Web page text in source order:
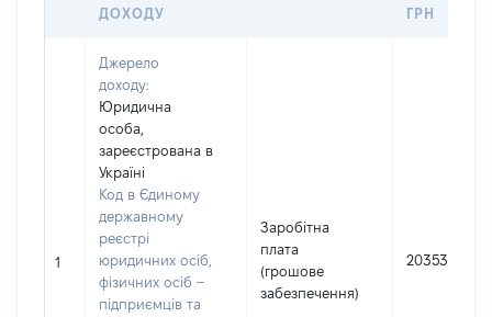
ДОХОДУ ГРН
1
Джерело
доходу:
Юридична
особа,
зареєстрована в
Україні
Код в Єдиному
державному
реєстрі
юридичних осіб,
фізичних осіб –
підприємців та
Заробітна
плата
(грошове
забезпечення)
203537